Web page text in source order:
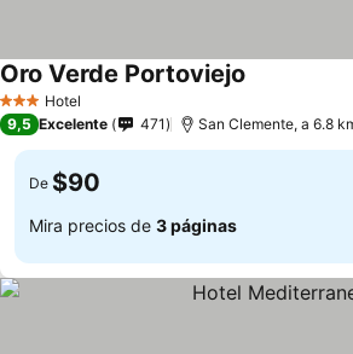
3 Estrellas
Hotel
Oro Verde Portoviejo
9,5 Excelente 471 San Clemente, a 6.8
De $90
Mira precios de 3 páginas